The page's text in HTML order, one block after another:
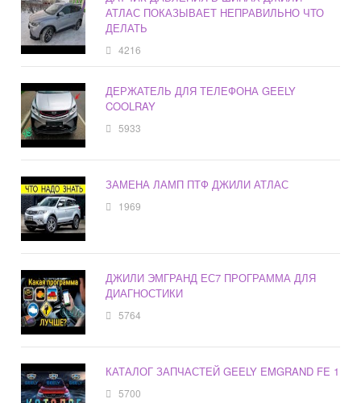
АТЛАС ПОКАЗЫВАЕТ НЕПРАВИЛЬНО ЧТО
ДЕЛАТЬ
4216
ДЕРЖАТЕЛЬ ДЛЯ ТЕЛЕФОНА GEELY
COOLRAY
5933
ЗАМЕНА ЛАМП ПТФ ДЖИЛИ АТЛАС
1969
ДЖИЛИ ЭМГРАНД ЕС7 ПРОГРАММА ДЛЯ
ДИАГНОСТИКИ
5764
КАТАЛОГ ЗАПЧАСТЕЙ GEELY EMGRAND FE 1
5700